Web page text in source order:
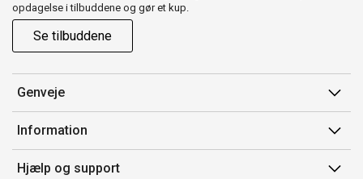
opdagelse i tilbuddene og gør et kup.
Se tilbuddene
Genveje
Min side
Ordrehistorik
Gavekort
Information
Salgsbetingelser
Hjælp og support